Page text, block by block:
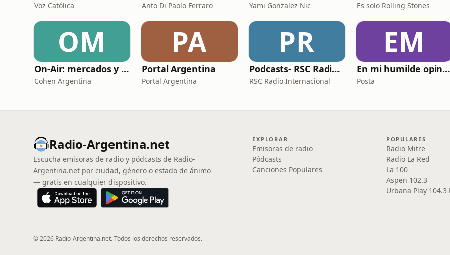
Voz Católica Anto Di Paolo Ferraro Yami Gonzalez Nic Es solo Rolling Stones
OM
On-Air: mercados y tendencias
Cohen Argentina
PA
Portal Argentina
Portal Argentina
PR
Podcasts- RSC Radio Internacional
RSC Radio Internacional
EM
En mi humilde opinión
Posta
Radio-Argentina.net
Escucha emisoras de radio y pódcasts de Radio-
Argentina.net por ciudad, género o estado de ánimo
— gratis en cualquier dispositivo.
EXPLORAR
Emisoras de radio
Pódcasts
Canciones Populares
POPULARES
Radio Mitre
Radio La Red
La 100
Aspen 102.3
Urbana Play 104.3
© 2026 Radio-Argentina.net. Todos los derechos reservados.